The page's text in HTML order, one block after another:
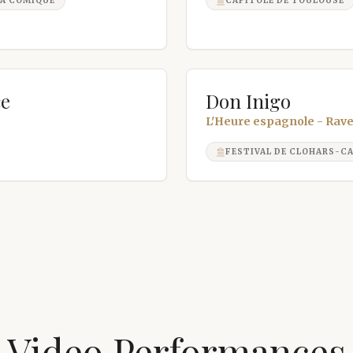
Don Inigo
L'Heure espagnole -
FESTIVAL DE CLOHARS-